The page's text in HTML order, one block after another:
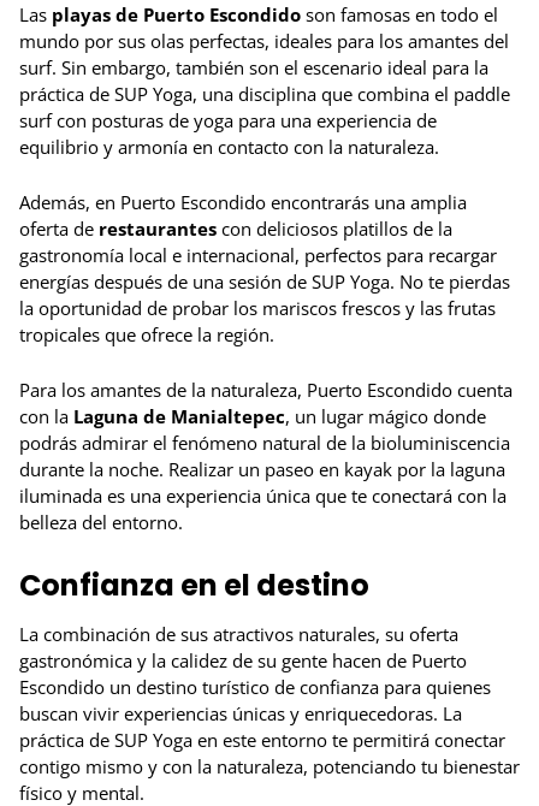
Las playas de Puerto Escondido son famosas en todo el
mundo por sus olas perfectas, ideales para los amantes del
surf. Sin embargo, también son el escenario ideal para la
práctica de SUP Yoga, una disciplina que combina el paddle
surf con posturas de yoga para una experiencia de
equilibrio y armonía en contacto con la naturaleza.
Además, en Puerto Escondido encontrarás una amplia
oferta de restaurantes con deliciosos platillos de la
gastronomía local e internacional, perfectos para recargar
energías después de una sesión de SUP Yoga. No te pierdas
la oportunidad de probar los mariscos frescos y las frutas
tropicales que ofrece la región.
Para los amantes de la naturaleza, Puerto Escondido cuenta
con la Laguna de Manialtepec, un lugar mágico donde
podrás admirar el fenómeno natural de la bioluminiscencia
durante la noche. Realizar un paseo en kayak por la laguna
iluminada es una experiencia única que te conectará con la
belleza del entorno.
Confianza en el destino
La combinación de sus atractivos naturales, su oferta
gastronómica y la calidez de su gente hacen de Puerto
Escondido un destino turístico de confianza para quienes
buscan vivir experiencias únicas y enriquecedoras. La
práctica de SUP Yoga en este entorno te permitirá conectar
contigo mismo y con la naturaleza, potenciando tu bienestar
físico y mental.